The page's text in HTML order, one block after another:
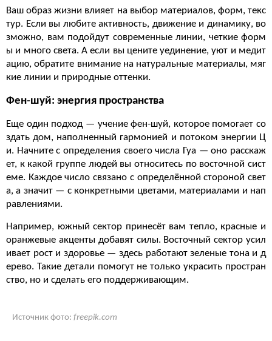
Ваш образ жизни влияет на выбор материалов, форм, текс
тур. Если вы любите активность, движение и динамику, во
зможно, вам подойдут современные линии, четкие форм
ы и много света. А если вы цените уединение, уют и медит
ацию, обратите внимание на натуральные материалы, мяг
кие линии и природные оттенки.
Фен-шуй: энергия пространства
Еще один подход — учение фен-шуй, которое помогает со
здать дом, наполненный гармонией и потоком энергии Ц
и. Начните с определения своего числа Гуа — оно расскаж
ет, к какой группе людей вы относитесь по восточной сист
еме. Каждое число связано с определённой стороной свет
а, а значит — с конкретными цветами, материалами и нап
равлениями.
Например, южный сектор принесёт вам тепло, красные и
оранжевые акценты добавят силы. Восточный сектор усил
ивает рост и здоровье — здесь работают зеленые тона и д
ерево. Такие детали помогут не только украсить простран
ство, но и сделать его поддерживающим.
Источник фото: freepik.com